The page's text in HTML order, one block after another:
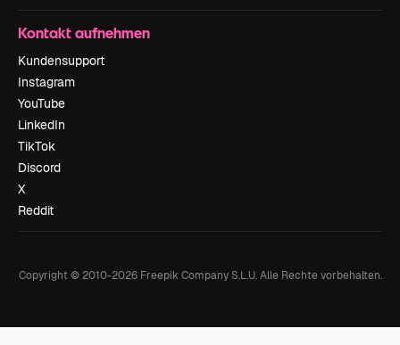
Kontakt aufnehmen
Kundensupport
Instagram
YouTube
LinkedIn
TikTok
Discord
X
Reddit
Copyright © 2010-2026Freepik Company S.L.U. Alle Rechte vorbehalten.